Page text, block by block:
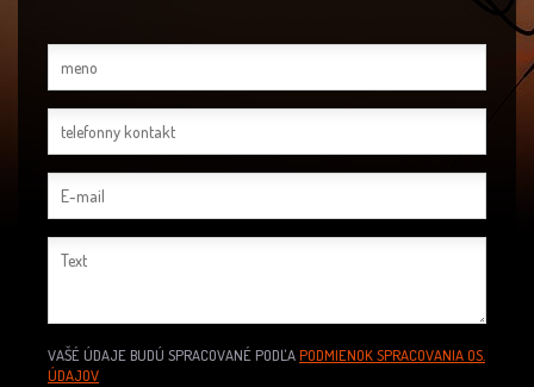
VAŠÉ ÚDAJE BUDÚ SPRACOVANÉ PODĽAPODMIENOK SPRACOVANIA OS.
ÚDAJOV